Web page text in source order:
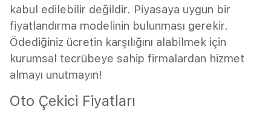
kabul edilebilir değildir. Piyasaya uygun bir
fiyatlandırma modelinin bulunması gerekir.
Ödediğiniz ücretin karşılığını alabilmek için
kurumsal tecrübeye sahip firmalardan hizmet
almayı unutmayın!
Oto Çekici Fiyatları